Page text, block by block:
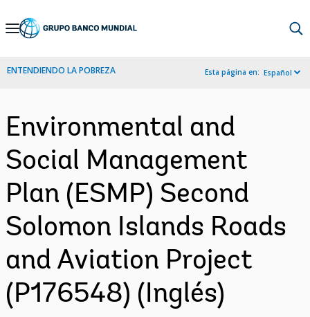
Skip
Navigation
ENTENDIENDO LA POBREZA Esta página en: Español
Environmental and
Social Management
Plan (ESMP) Second
Solomon Islands Roads
and Aviation Project
(P176548) (Inglés)